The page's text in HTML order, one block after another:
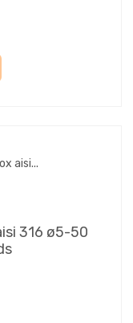
316 ø5-50